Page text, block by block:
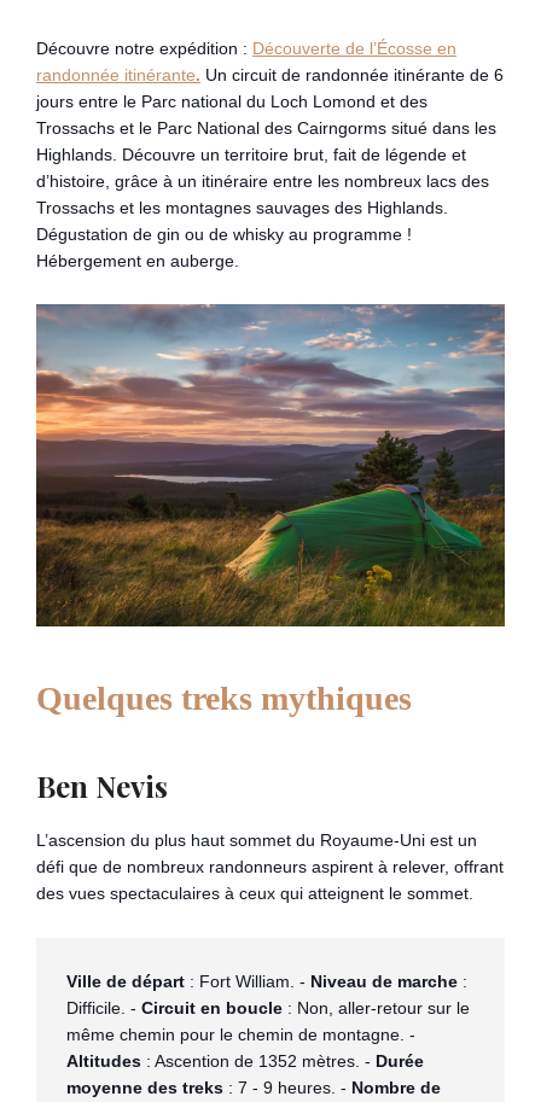
Découvre notre expédition : Découverte de l’Écosse en
randonnée itinérante. Un circuit de randonnée itinérante de 6
jours entre le Parc national du Loch Lomond et des
Trossachs et le Parc National des Cairngorms situé dans les
Highlands. Découvre un territoire brut, fait de légende et
d’histoire, grâce à un itinéraire entre les nombreux lacs des
Trossachs et les montagnes sauvages des Highlands.
Dégustation de gin ou de whisky au programme !
Hébergement en auberge.
Quelques treks mythiques
Ben Nevis
L’ascension du plus haut sommet du Royaume-Uni est un
défi que de nombreux randonneurs aspirent à relever, offrant
des vues spectaculaires à ceux qui atteignent le sommet.
Ville de départ : Fort William​​. - Niveau de marche :
Difficile. - Circuit en boucle : Non, aller-retour sur le
Altitudes : Ascention de 1352 mètres. - Durée
moyenne des treks : 7 - 9 heures. - Nombre de